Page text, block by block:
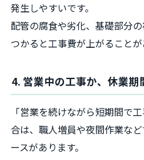
発生しやすいです。
配管の腐食や劣化、基礎部分
つかると工事費が上がることが
4. 営業中の工事か、休業期
「営業を続けながら短期間で
合は、職人増員や夜間作業な
ースがあります。